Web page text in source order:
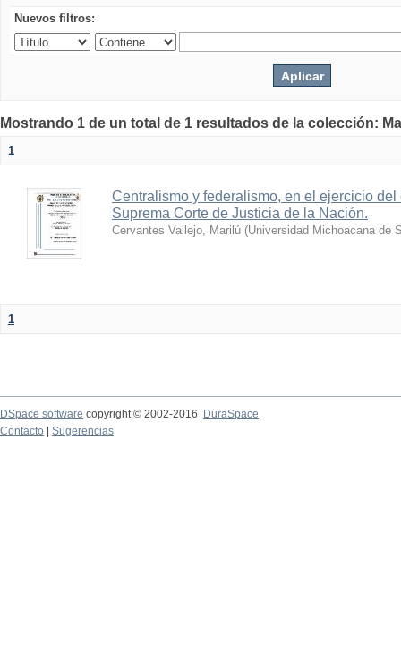
Nuevos filtros:
Mostrando 1 de un total de 1 resultados de la colección:
1
Centralismo y federalismo, en el ejercicio
Suprema Corte de Justicia de la Nación.
Cervantes Vallejo, Marilú (Universidad Michoacana de
1
DSpace software copyright © 2002-2016
DuraSpace
Contacto
Sugerencias